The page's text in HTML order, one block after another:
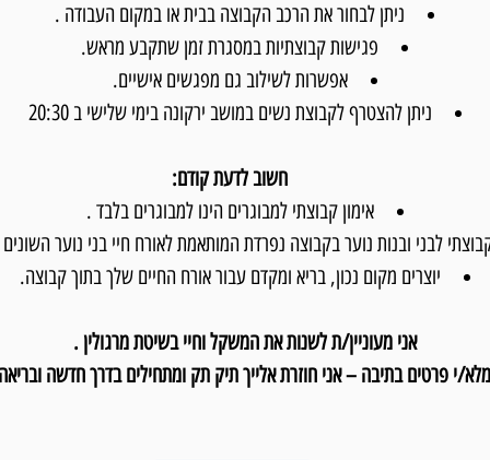
ניתן לבחור את הרכב הקבוצה בבית או במקום העבודה .
פגישות קבוצתיות במסגרת זמן שתקבע מראש.
אפשרות לשילוב גם מפגשים אישיים.
ניתן להצטרף לקבוצת נשים במושב ירקונה בימי שלישי ב 20:30
חשוב לדעת קודם:
אימון קבוצתי למבוגרים הינו למבוגרים בלבד .
לבני ובנות נוער בקבוצה נפרדת המותאמת לאורח חיי בני נוער
יוצרים מקום נכון, בריא ומקדם עבור אורח החיים שלך בתוך קבוצה.
אני מעוניין/ת לשנות את המשקל וחיי בשיטת מרגולין .
מלא/י פרטים בתיבה – אני חוזרת אלייך תיק תק ומתחילים בדרך חדשה